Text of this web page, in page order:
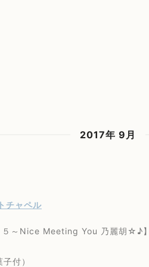
2017年 9月
チャペル
～Nice Meeting You 乃麗胡☆♪
付）